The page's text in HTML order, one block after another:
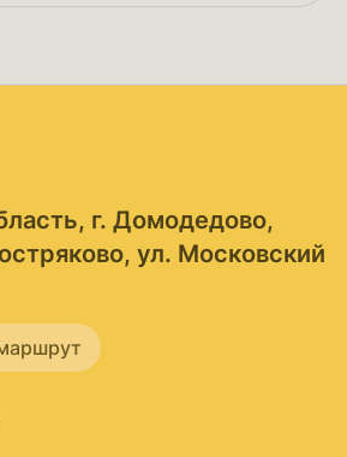
г. Домодедово,
ул. Московский